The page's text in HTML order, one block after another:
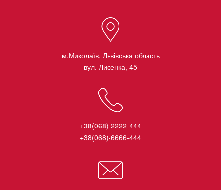
м.Миколаїв, Львівська область
вул. Лисенка, 45
+38(068)-2222-444
+38(068)-6666-444